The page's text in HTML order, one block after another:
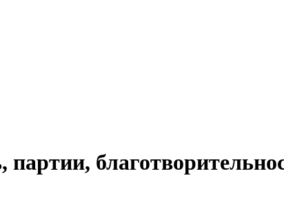
партии,